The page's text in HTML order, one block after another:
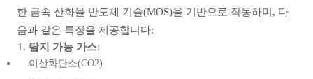
한 금속 산화물 반도체 기술(MOS)을 기반으로 작동하며, 다
음과 같은 특징을 제공합니다:
탐지 가능 가스:
이산화탄소(CO2)